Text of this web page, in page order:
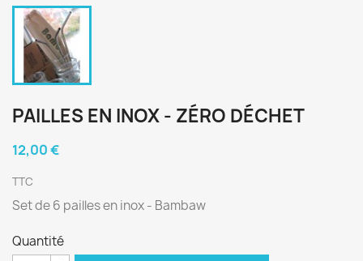
PAILLES EN INOX - ZÉRO DÉCHET
12,00 €
TTC
Set de 6 pailles en inox - Bambaw
Quantité